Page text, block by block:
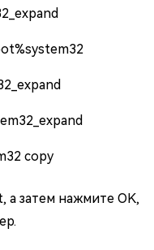
copy
а затем нажмите OK,